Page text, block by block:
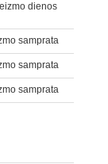
dienos
samprata
samprata
samprata